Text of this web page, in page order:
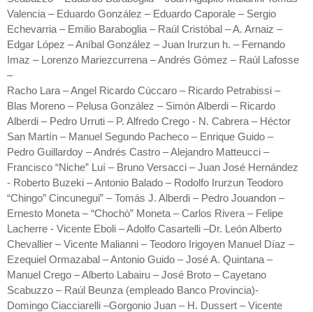
Valencia – Eduardo González – Eduardo Caporale – Sergio
Echevarria – Emilio Baraboglia – Raúl Cristóbal – A. Arnaiz –
Edgar López – Aníbal González – Juan Irurzun h. – Fernando
Imaz – Lorenzo Mariezcurrena – Andrés Gómez – Raúl Lafosse
–
Racho Lara – Angel Ricardo Cùccaro – Ricardo Petrabissi –
Blas Moreno – Pelusa González – Simón Alberdi – Ricardo
Alberdi – Pedro Urruti – P. Alfredo Crego - N. Cabrera – Héctor
San Martín – Manuel Segundo Pacheco – Enrique Guido –
Pedro Guillardoy – Andrés Castro – Alejandro Matteucci –
Francisco “Niche” Luí – Bruno Versacci – Juan José Hernández
- Roberto Buzeki – Antonio Balado – Rodolfo Irurzun Teodoro
“Chingo” Cincunegui” – Tomás J. Alberdi – Pedro Jouandon –
Ernesto Moneta – “Chochò” Moneta – Carlos Rivera – Felipe
Lacherre - Vicente Eboli – Adolfo Casartelli –Dr. León Alberto
Chevallier – Vicente Malianni – Teodoro Irigoyen Manuel Díaz –
Ezequiel Ormazabal – Antonio Guido – José A. Quintana –
Manuel Crego – Alberto Labairu – José Broto – Cayetano
Scabuzzo – Raúl Beunza (empleado Banco Provincia)-
Domingo Ciacciarelli –Gorgonio Juan – H. Dussert – Vicente